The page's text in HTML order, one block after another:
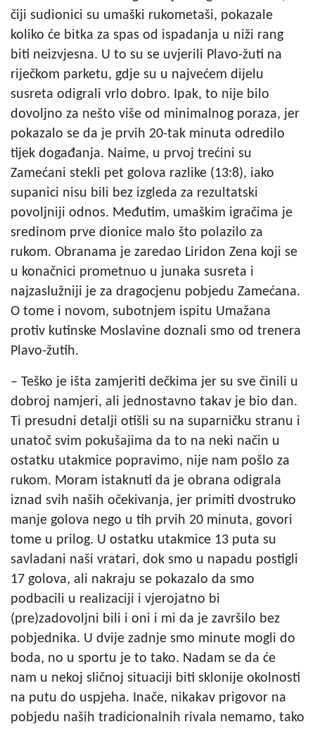
čiji sudionici su umaški rukometaši, pokazale
koliko će bitka za spas od ispadanja u niži rang
biti neizvjesna. U to su se uvjerili Plavo-žuti na
riječkom parketu, gdje su u najvećem dijelu
susreta odigrali vrlo dobro. Ipak, to nije bilo
dovoljno za nešto više od minimalnog poraza, jer
pokazalo se da je prvih 20-tak minuta odredilo
tijek događanja. Naime, u prvoj trećini su
Zamećani stekli pet golova razlike (13:8), iako
supanici nisu bili bez izgleda za rezultatski
povoljniji odnos. Međutim, umaškim igračima je
sredinom prve dionice malo što polazilo za
rukom. Obranama je zaredao Liridon Zena koji se
u konačnici prometnuo u junaka susreta i
najzaslužniji je za dragocjenu pobjedu Zamećana.
O tome i novom, subotnjem ispitu Umažana
protiv kutinske Moslavine doznali smo od trenera
Plavo-žutih.
– Teško je išta zamjeriti dečkima jer su sve činili u
dobroj namjeri, ali jednostavno takav je bio dan.
Ti presudni detalji otišli su na suparničku stranu i
unatoč svim pokušajima da to na neki način u
ostatku utakmice popravimo, nije nam pošlo za
rukom. Moram istaknuti da je obrana odigrala
iznad svih naših očekivanja, jer primiti dvostruko
manje golova nego u tih prvih 20 minuta, govori
tome u prilog. U ostatku utakmice 13 puta su
savladani naši vratari, dok smo u napadu postigli
17 golova, ali nakraju se pokazalo da smo
podbacili u realizaciji i vjerojatno bi
(pre)zadovoljni bili i oni i mi da je završilo bez
pobjednika. U dvije zadnje smo minute mogli do
boda, no u sportu je to tako. Nadam se da će
nam u nekoj sličnoj situaciji biti sklonije okolnosti
na putu do uspjeha. Inače, nikakav prigovor na
pobjedu naših tradicionalnih rivala nemamo, tako